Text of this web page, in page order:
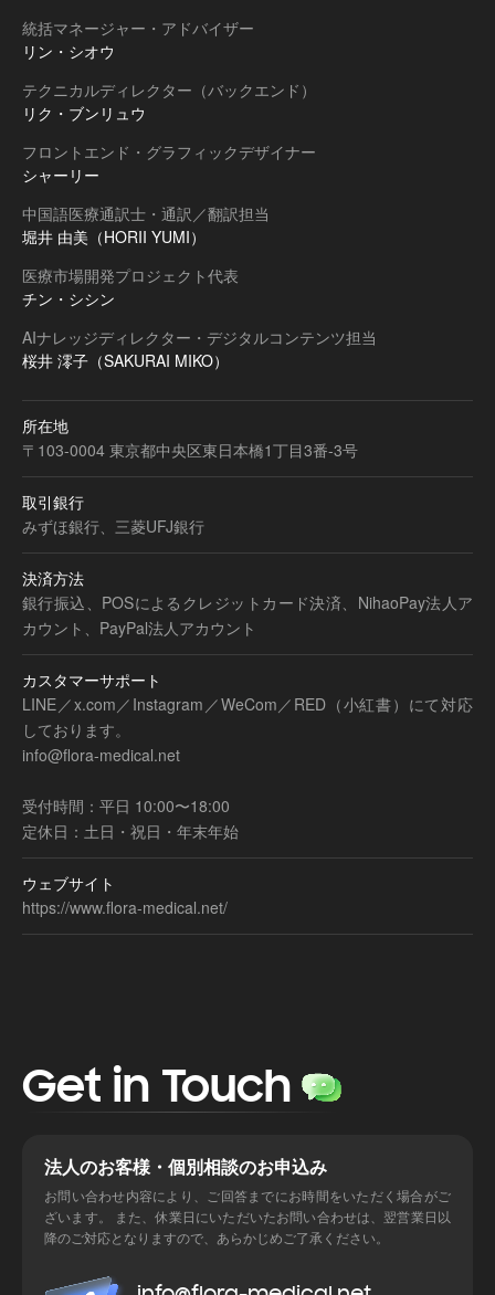
統括マネージャー・アドバイザー
リン・シオウ
テクニカルディレクター（バックエンド）
リク・ブンリュウ
フロントエンド・グラフィックデザイナー
シャーリー
中国語医療通訳士・通訳／翻訳担当
堀井 由美（HORII YUMI）
医療市場開発プロジェクト代表
チン・シシン
AIナレッジディレクター・デジタルコンテンツ担当
桜井 澪子（SAKURAI MIKO）
所在地
〒103-0004 東京都中央区東日本橋1丁目3番-3号
取引銀行
みずほ銀行、三菱UFJ銀行
決済方法
銀行振込、POSによるクレジットカード決済、NihaoPay法人ア
カウント、PayPal法人アカウント
カスタマーサポート
LINE／x.com／Instagram／WeCom／RED（小紅書）にて対応
しております。
info@flora-medical.net
受付時間：平日 10:00〜18:00
定休日：土日・祝日・年末年始
ウェブサイト
https://www.flora-medical.net/
Get in Touch
法人のお客様・個別相談のお申込み
お問い合わせ内容により、ご回答までにお時間をいただく場合がご
ざいます。 また、休業日にいただいたお問い合わせは、翌営業日以
降のご対応となりますので、あらかじめご了承ください。